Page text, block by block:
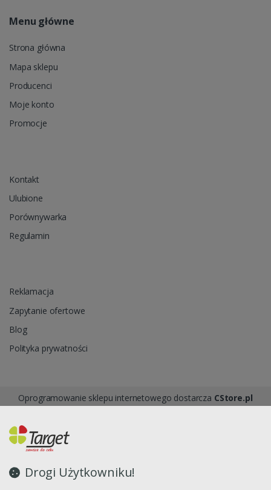
Drogi Użytkowniku!
Menu główne
Strona główna
Mapa sklepu
Producenci
Moje konto
Promocje
Kontakt
Ulubione
Porównywarka
Regulamin
Reklamacja
Zapytanie ofertowe
Blog
Polityka prywatności
Oprogramowanie sklepu internetowego dostarcza CStore.pl